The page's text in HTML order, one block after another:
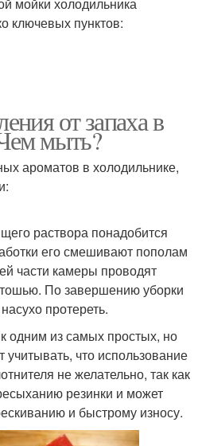
мойки холодильника
ключевых пунктов:
от запаха в
мыть?
ароматов в холодильнике,
раствора понадобится
его смешивают пополам
части камеры проводят
По завершению уборки
протереть.
одним из самых простых, но
что использование
не желательно, так как
резинки и может
и быстрому износу.